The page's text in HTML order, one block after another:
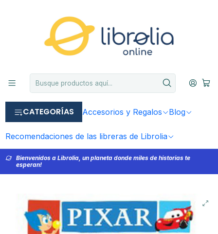
CATEGORÍAS Accesorios y Regalos Blog
Recomendaciones de las libreras de Librolia
Bienvenidos a Librolia, un planeta donde miles de historias te
esperan!